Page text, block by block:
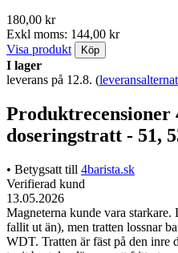
180,00 kr
Exkl moms: 144,00 kr
Visa produkt
Köp
I lager
leverans på 12.8. (
doseringstratt - 51,
• Betygsatt till 4barista.sk
Verifierad kund
13.05.2026
Magneterna kunde vara
fallit ut än), men tratten lossnar
WDT. Tratten är fäst på den inre